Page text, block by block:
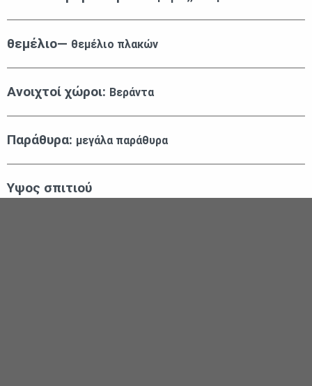
θεμέλιο— θεμέλιο πλακών
Ανοιχτοί χώροι: Βεράντα
Παράθυρα: μεγάλα παράθυρα
Υψος σπιτιού